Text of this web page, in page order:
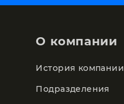
О компании
История компании
Подразделения